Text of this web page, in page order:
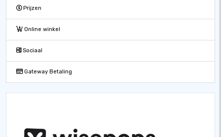
Prijzen
Online winkel
Sociaal
Gateway Betaling